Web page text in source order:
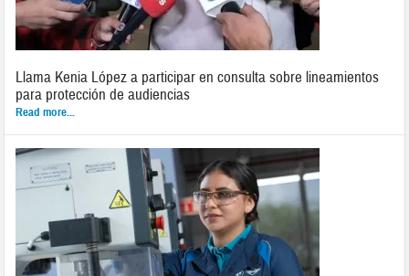
Llama Kenia López a participar en consulta sobre lineamientos
para protección de audiencias
Read more...